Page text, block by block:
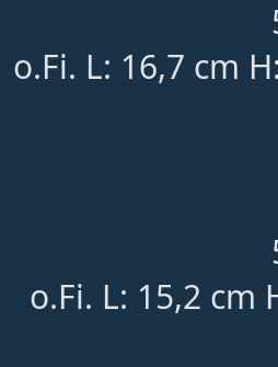
o.Fi. L: 16,7 cm
o.Fi. L: 15,2 cm